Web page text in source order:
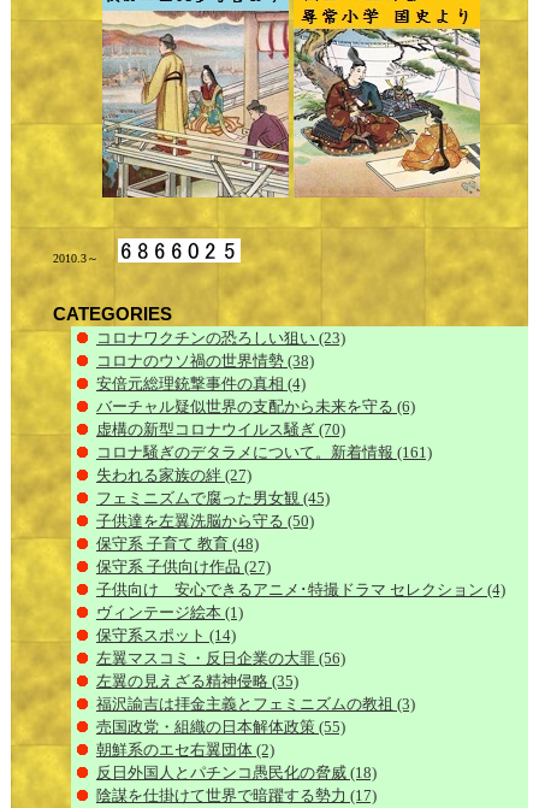
2010.3～
CATEGORIES
コロナワクチンの恐ろしい狙い (23)
コロナのウソ禍の世界情勢 (38)
安倍元総理銃撃事件の真相 (4)
バーチャル疑似世界の支配から未来を守る (6)
虚構の新型コロナウイルス騒ぎ (70)
コロナ騒ぎのデタラメについて。新着情報 (161)
失われる家族の絆 (27)
フェミニズムで腐った男女観 (45)
子供達を左翼洗脳から守る (50)
保守系 子育て 教育 (48)
保守系 子供向け作品 (27)
子供向け 安心できるアニメ･特撮ドラマ セレクション (4)
ヴィンテージ絵本 (1)
保守系スポット (14)
左翼マスコミ・反日企業の大罪 (56)
左翼の見えざる精神侵略 (35)
福沢諭吉は拝金主義とフェミニズムの教祖 (3)
売国政党・組織の日本解体政策 (55)
朝鮮系のエセ右翼団体 (2)
反日外国人とパチンコ愚民化の脅威 (18)
陰謀を仕掛けて世界で暗躍する勢力 (17)